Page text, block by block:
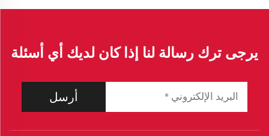
يرجى ترك رسالة لنا إذا كان لديك أي أسئلة
أرسل